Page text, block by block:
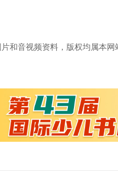
和音视频资料，版权均属本